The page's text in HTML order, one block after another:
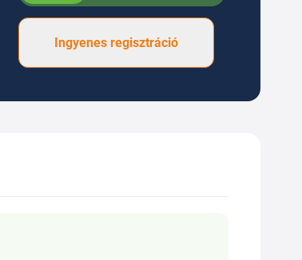
Ingyenes regisztráció